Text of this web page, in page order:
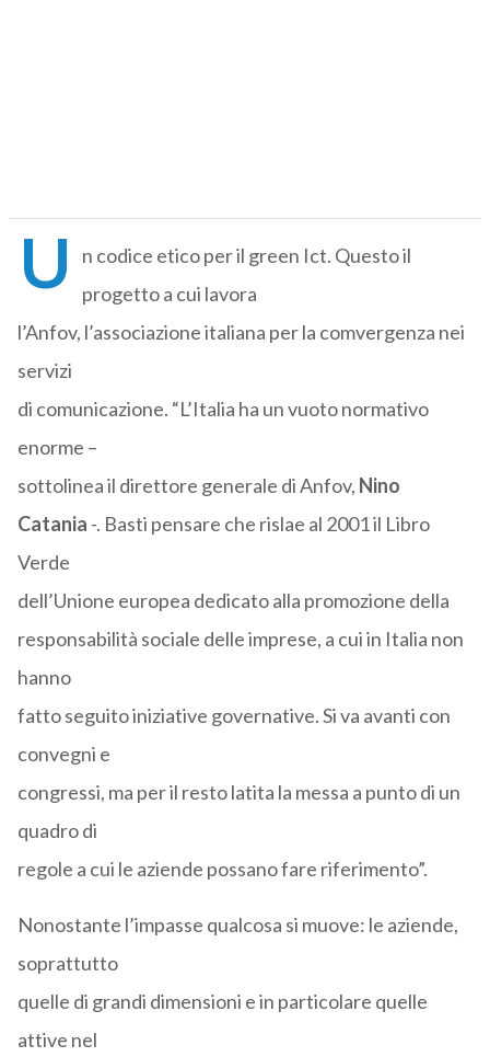
U
n codice etico per il green Ict. Questo il
progetto a cui lavora
l’Anfov, l’associazione italiana per la comvergenza nei
servizi
di comunicazione. “L’Italia ha un vuoto normativo
enorme –
sottolinea il direttore generale di Anfov, Nino
Catania -. Basti pensare che rislae al 2001 il Libro
Verde
dell’Unione europea dedicato alla promozione della
responsabilità sociale delle imprese, a cui in Italia non
hanno
fatto seguito iniziative governative. Si va avanti con
convegni e
congressi, ma per il resto latita la messa a punto di un
quadro di
regole a cui le aziende possano fare riferimento”.
Nonostante l’impasse qualcosa si muove: le aziende,
soprattutto
quelle di grandi dimensioni e in particolare quelle
attive nel